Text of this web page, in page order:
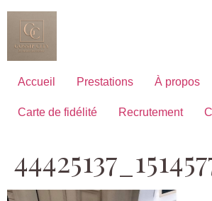
Aller
contenu
Accueil Prestations À propos
Carte de fidélité Recrutement